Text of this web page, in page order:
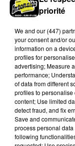
7 août 2026
Dimanche 13
Randonnée
Inscription
priorité
We and our (447)
your consent and/or
information on a
profiles for
advertising; Measure
performance;
of data from different
profiles to
content; Use limited
detect fraud, and fix
Save and
process personal
following